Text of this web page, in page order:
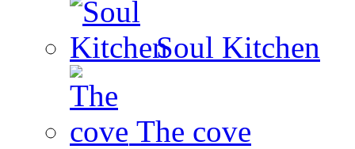
Soul Kitchen
The cove